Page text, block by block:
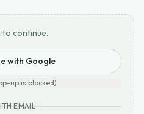
to continue.
with Google
up is blocked)
EMAIL